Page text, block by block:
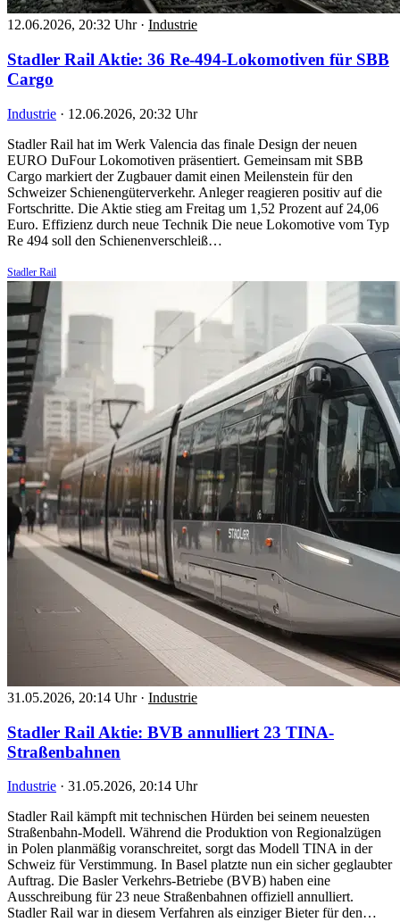
12.06.2026, 20:32 Uhr · Industrie
Stadler Rail Aktie: 36 Re-494-Lokomotiven für SBB
Cargo
Industrie · 12.06.2026, 20:32 Uhr
Stadler Rail hat im Werk Valencia das finale Design der neuen
EURO DuFour Lokomotiven präsentiert. Gemeinsam mit SBB
Cargo markiert der Zugbauer damit einen Meilenstein für den
Schweizer Schienengüterverkehr. Anleger reagieren positiv auf die
Fortschritte. Die Aktie stieg am Freitag um 1,52 Prozent auf 24,06
Euro. Effizienz durch neue Technik Die neue Lokomotive vom Typ
Re 494 soll den Schienenverschleiß…
Stadler Rail
31.05.2026, 20:14 Uhr · Industrie
Stadler Rail Aktie: BVB annulliert 23 TINA-
Straßenbahnen
Industrie · 31.05.2026, 20:14 Uhr
Stadler Rail kämpft mit technischen Hürden bei seinem neuesten
Straßenbahn-Modell. Während die Produktion von Regionalzügen
in Polen planmäßig voranschreitet, sorgt das Modell TINA in der
Schweiz für Verstimmung. In Basel platzte nun ein sicher geglaubter
Auftrag. Die Basler Verkehrs-Betriebe (BVB) haben eine
Ausschreibung für 23 neue Straßenbahnen offiziell annulliert.
Stadler Rail war in diesem Verfahren als einziger Bieter für den…